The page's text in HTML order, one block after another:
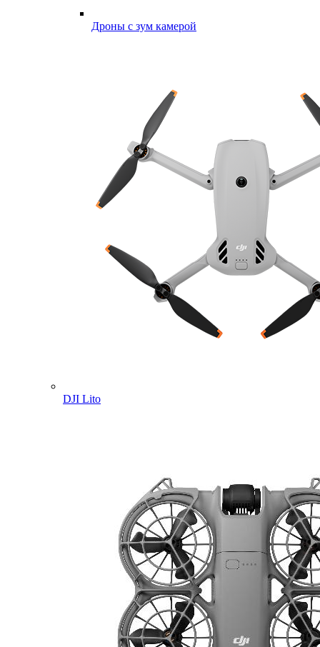
Дроны с зум камерой
DJI Lito